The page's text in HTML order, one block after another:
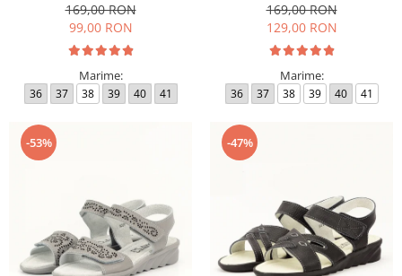
169,00 RON
99,00 RON
Marime:
36 37 38 39 40 41
169,00 RON
129,00 RON
Marime:
36 37 38 39 40 41
-53% -47%